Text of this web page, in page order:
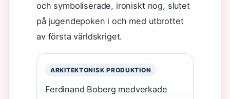
och symboliserade, ironiskt nog, slutet
på jugendepoken i och med utbrottet
av första världskriget.
ARKITEKTONISK PRODUKTION
Ferdinand Boberg medverkade